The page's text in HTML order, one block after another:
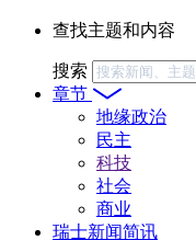
查找主题和内容
搜索
章节
地缘政治
民主
科技
社会
商业
瑞士新闻简讯